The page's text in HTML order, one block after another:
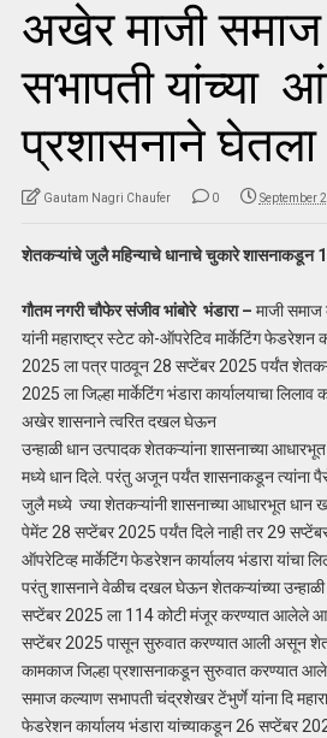
अखेर माजी
सभापती यांच्या
प्रशासनाने
Gautam Nagri Chaufer 0 September
शेतकऱ्यांचे जुलै महिन्याचे धानाचे चुकारे शासनाकडून
गौतम नगरी चौफेर संजीव भांबोरे भंडारा – माजी
यांनी महाराष्ट्र स्टेट को-ऑपरेटिव मार्केटिंग फेडरेशन
2025 ला पत्र पाठवून 28 सप्टेंबर 2025 पर्यंत
2025 ला जिल्हा मार्केटिंग भंडारा कार्यालयाचा लिलाव
अखेर शासनाने त्वरित दखल घेऊन
उन्हाळी धान उत्पादक शेतकऱ्यांना शासनाच्या
मध्ये धान दिले. परंतु अजून पर्यंत शासनाकडून त्यांना
जुलै मध्ये ज्या शेतकऱ्यांनी शासनाच्या आधारभूत धान
पेमेंट 28 सप्टेंबर 2025 पर्यंत दिले नाही तर 29
ऑपरेटिव्ह मार्केटिंग फेडरेशन कार्यालय भंडारा यांचा
परंतु शासनाने वेळीच दखल घेऊन शेतकऱ्यांच्या उन्हाळी
सप्टेंबर 2025 ला 114 कोटी मंजूर करण्यात आलेले
सप्टेंबर 2025 पासून सुरुवात करण्यात आली असून
कामकाज जिल्हा प्रशासनाकडून सुरुवात करण्यात
समाज कल्याण सभापती चंद्रशेखर टेंभुर्णे यांना दि
फेडरेशन कार्यालय भंडारा यांच्याकडून 26 सप्टेंबर